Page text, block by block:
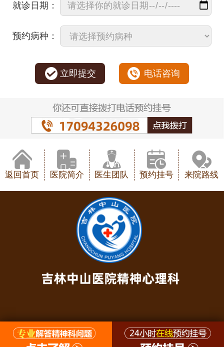
就诊日期：
预约病种：
立即提交 电话咨询
返回首页 医院简介 医生团队 预约挂号 来院路线